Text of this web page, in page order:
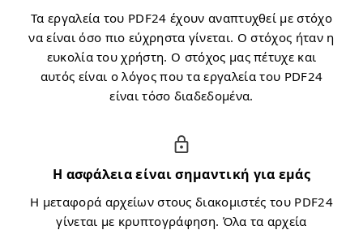
Τα εργαλεία του PDF24 έχουν αναπτυχθεί με στόχο
να είναι όσο πιο εύχρηστα γίνεται. Ο στόχος ήταν η
ευκολία του χρήστη. Ο στόχος μας πέτυχε και
αυτός είναι ο λόγος που τα εργαλεία του PDF24
είναι τόσο διαδεδομένα.
Η ασφάλεια είναι σημαντική για εμάς
Η μεταφορά αρχείων στους διακομιστές του PDF24
γίνεται με κρυπτογράφηση. Όλα τα αρχεία